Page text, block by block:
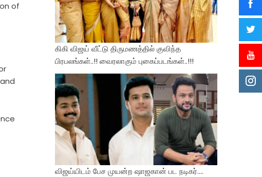
of
கிகி விஜய் வீட்டு திருமணத்தில் குவிந்த
பிரபலங்கள்..!! வைரலாகும் புகைப்படங்கள்..!!!
விஜய்யிடம் பேச முயன்ற ஷாஜகான் பட நடிகர்….